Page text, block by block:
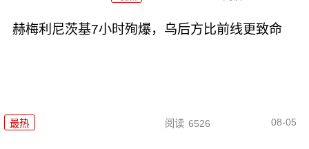
赫梅利尼茨基7小时殉爆，乌后方比前线更致命
最热 阅读 6526 08-05